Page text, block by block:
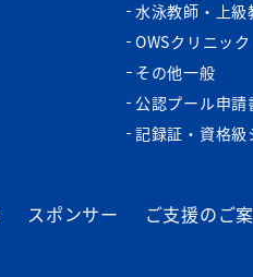
水泳教師・上級
OWSクリニッ
その他一般
公認プール申請
記録証・資格級
スポンサー ご支援のご